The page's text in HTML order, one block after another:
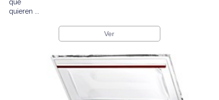
que
quieren ...
Ver